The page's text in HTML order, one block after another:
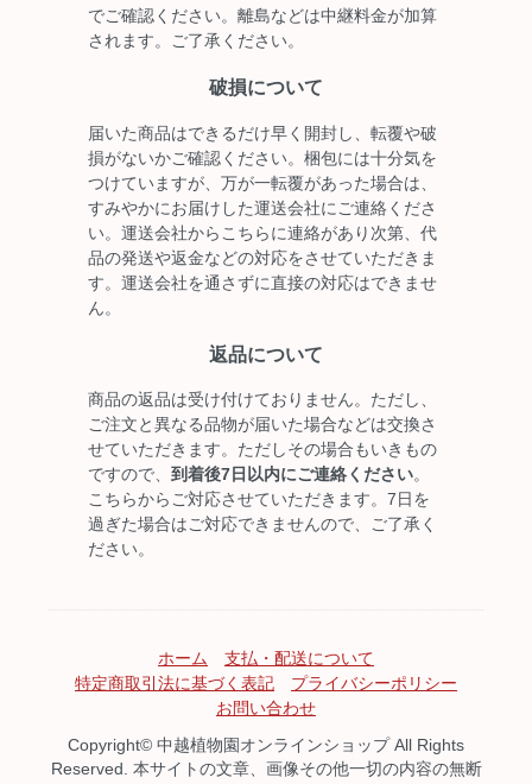
でご確認ください。離島などは中継料金が加算
されます。ご了承ください。
破損について
届いた商品はできるだけ早く開封し、転覆や破
損がないかご確認ください。梱包には十分気を
つけていますが、万が一転覆があった場合は、
すみやかにお届けした運送会社にご連絡くださ
い。運送会社からこちらに連絡があり次第、代
品の発送や返金などの対応をさせていただきま
す。運送会社を通さずに直接の対応はできませ
ん。
返品について
商品の返品は受け付けておりません。ただし、
ご注文と異なる品物が届いた場合などは交換さ
せていただきます。ただしその場合もいきもの
ですので、 到着後7日以内にご連絡ください。
こちらからご対応させていただきます。7日を
過ぎた場合はご対応できませんので、ご了承く
ださい。
ホーム
支払・配送について
特定商取引法に基づく表記
プライバシーポリシー
お問い合わせ
Copyright© 中越植物園オンラインショップ All Rights
Reserved. 本サイトの文章、画像その他一切の内容の無断